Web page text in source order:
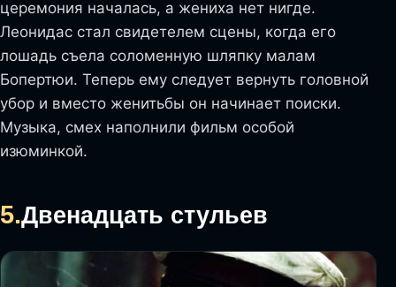
церемония началась, а жениха нет нигде.
Леонидас стал свидетелем сцены, когда его
лошадь съела соломенную шляпку малам
Бопертюи. Теперь ему следует вернуть головной
убор и вместо женитьбы он начинает поиски.
Музыка, смех наполнили фильм особой
изюминкой.
5.Двенадцать стульев